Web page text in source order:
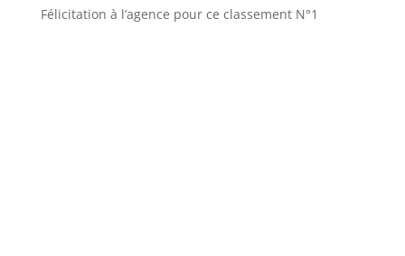
Félicitation à l’agence pour ce classement N°1